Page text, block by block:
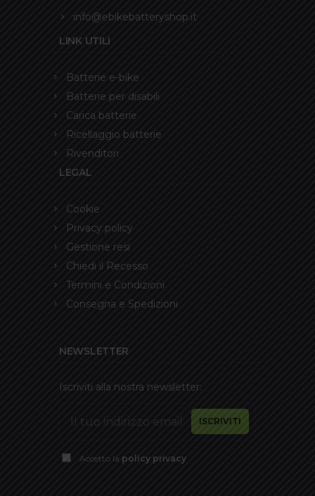
info@ebikebatteryshop.it
LINK UTILI
Batterie e-bike
Batterie per disabili
Carica batterie
Ricellaggio batterie
Rivenditori
LEGAL
Cookie
Privacy policy
Gestione resi
Chiedi il Recesso
Termini e Condizioni
Consegna e Spedizioni
NEWSLETTER
Iscriviti alla nostra newsletter:
Accetto la policy privacy